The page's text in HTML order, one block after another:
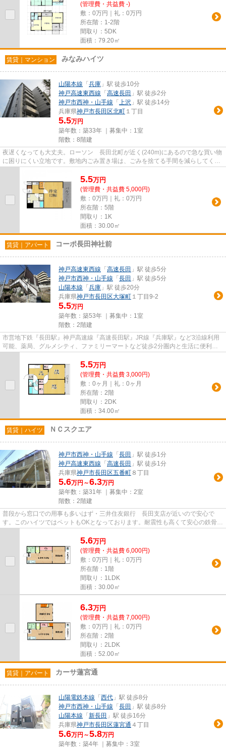
(管理費・共益費 -)
敷：0万円｜礼：0万円
所在階：1-2階
間取り：5DK
面積：79.20㎡
賃貸｜マンション みなみハイツ
山陽本線 「 兵庫 」駅 徒歩10分
神戸高速東西線 「 高速長田 」駅 徒歩2分
神戸市西神・山手線 「 上沢 」駅 徒歩14分
兵庫県神戸市長田区北町 １丁目
5.5万円
築年数：築33年 ｜募集中： 1室
階数：8階建
夜遅くなっても大丈夫。ローソン 長田北町が近く(240m)にあるので急な買い物
に困りにくい立地です。敷地内ごみ置き場は、ごみを捨てる手間を減らしてくれ
5.5万円
(管理費・共益費 5,000円)
敷：0万円｜礼：0万円
所在階：5階
間取り：1K
面積：30.00㎡
賃貸｜アパート コーポ長田神社前
神戸高速東西線 「 高速長田 」駅 徒歩5分
神戸市西神・山手線 「 長田 」駅 徒歩5分
山陽本線 「 兵庫 」駅 徒歩20分
兵庫県神戸市長田区大塚町 １丁目9-2
5.5万円
築年数：築53年 ｜募集中： 1室
階数：2階建
市営地下鉄『長田駅』神戸高速線『高速長田駅』JR線『兵庫駅』など3沿線利用
可能、薬局、グルメシティ、ファミリーマートなど徒歩2分圏内と生活に便利な
5.5万円
(管理費・共益費 3,000円)
敷：0ヶ月｜礼：0ヶ月
所在階：2階
間取り：2DK
面積：34.00㎡
賃貸｜ハイツ ＮＣスクエア
神戸市西神・山手線 「 長田 」駅 徒歩1分
神戸高速東西線 「 高速長田 」駅 徒歩1分
兵庫県神戸市長田区五番町 ８丁目
5.6万円～6.3万円
築年数：築31年 ｜募集中： 2室
階数：2階建
普段から窓口での用事も多いはず・三井住友銀行 長田支店が近いので安心で
す。このハイツではペットもOKとなっております。耐震性も高くて安心の鉄骨造
5.6万円
(管理費・共益費 6,000円)
敷：0万円｜礼：0万円
所在階：1階
間取り：1LDK
面積：30.00㎡
6.3万円
(管理費・共益費 7,000円)
敷：0万円｜礼：0万円
所在階：2階
間取り：2LDK
面積：52.00㎡
賃貸｜アパート カーサ蓮宮通
山陽電鉄本線 「 西代 」駅 徒歩8分
神戸市西神・山手線 「 長田 」駅 徒歩8分
山陽本線 「 新長田 」駅 徒歩16分
兵庫県神戸市長田区蓮宮通 ４丁目
5.6万円～5.8万円
築年数：築4年 ｜募集中： 3室